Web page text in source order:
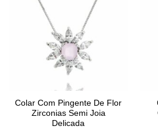
Colar Com Pingente De Flor
Zirconias Semi Joia
Delicada